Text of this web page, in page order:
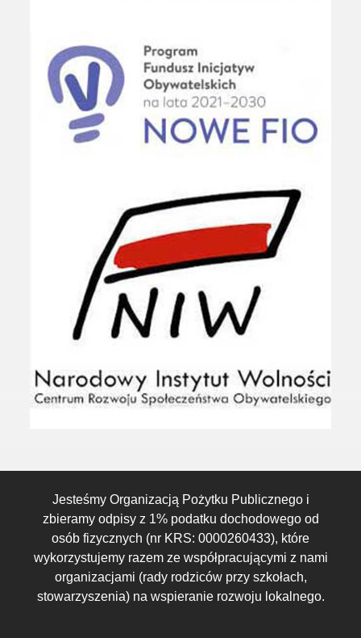
Jesteśmy Organizacją Pożytku Publicznego i
zbieramy odpisy z 1% podatku dochodowego od
osób fizycznych (nr KRS: 0000260433), które
wykorzystujemy razem ze współpracującymi z nami
organizacjami (rady rodziców przy szkołach,
stowarzyszenia) na wspieranie rozwoju lokalnego.